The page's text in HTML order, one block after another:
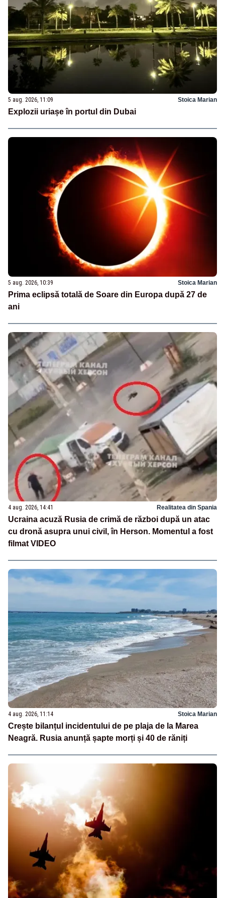
5 aug. 2026, 11:09 Stoica Marian
Explozii uriașe în portul din Dubai
5 aug. 2026, 10:39 Stoica Marian
Prima eclipsă totală de Soare din Europa după 27 de
ani
4 aug. 2026, 14:41 Realitatea din Spania
Ucraina acuză Rusia de crimă de război după un atac
cu dronă asupra unui civil, în Herson. Momentul a fost
filmat VIDEO
4 aug. 2026, 11:14 Stoica Marian
Crește bilanțul incidentului de pe plaja de la Marea
Neagră. Rusia anunță șapte morți și 40 de răniți